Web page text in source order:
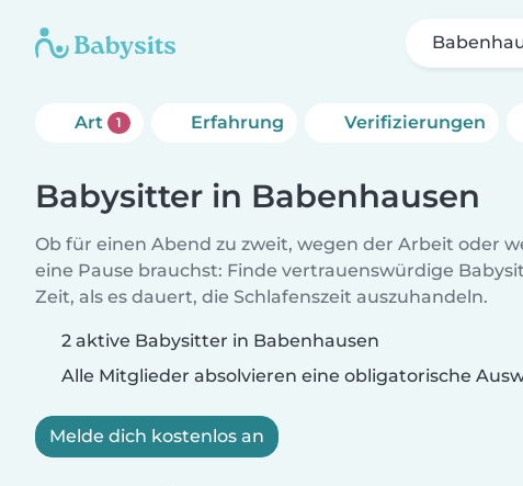
Art 1 Erfahrung Verifizierungen
Babysitter in Babenhausen
Ob für einen Abend zu zweit, wegen der Arbeit oder
eine Pause brauchst: Finde vertrauenswürdige
Zeit, als es dauert, die Schlafenszeit auszuhandeln.
2 aktive Babysitter in Babenhausen
Alle Mitglieder absolvieren eine obligatorische
Melde dich kostenlos an